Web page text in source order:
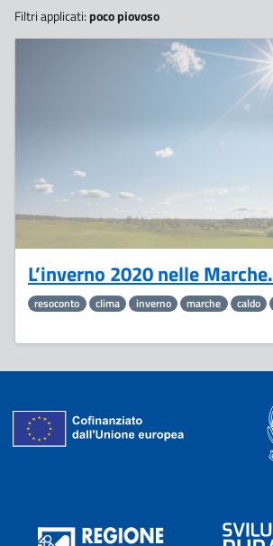
Filtri applicati:poco piovoso
L’inverno 2020 nelle Marche.
resoconto clima inverno marche caldo